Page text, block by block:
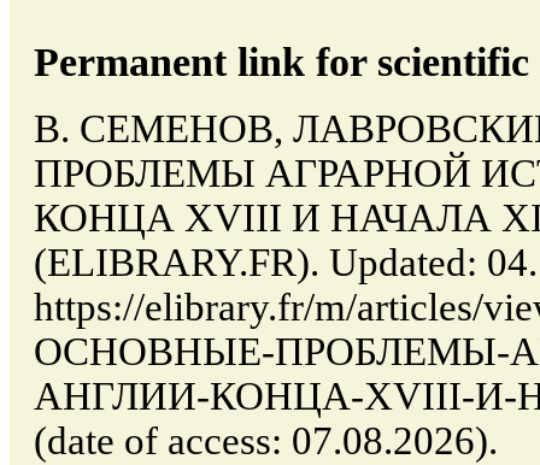
Permanent link for
В. СЕМЕНОВ,
ПРОБЛЕМЫ АГРАРНОЙ
КОНЦА XVIII И НАЧАЛА
(ELIBRARY.FR). Updated:
https://elibrary.fr/m/
ОСНОВНЫЕ-ПРОБЛЕМЫ-
АНГЛИИ-КОНЦА-XVIII-И-
(date of access: 07.08.2026).